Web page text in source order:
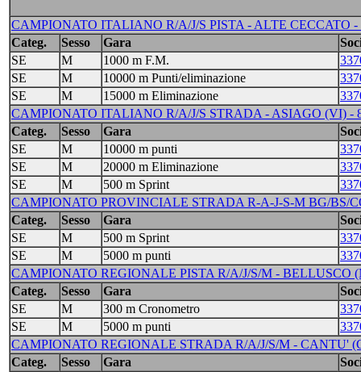
CAMPIONATO ITALIANO R/A/J/S PISTA - ALTE CECCATO -
Categ.
Sesso Gara
SE
M 1000 m F.M.
SE
M 10000 m Punti/eliminazione
SE
M 15000 m Eliminazione
CAMPIONATO ITALIANO R/A/J/S STRADA - ASIAGO (VI) -
Categ.
Sesso Gara
SE
M 10000 m punti
SE
M 20000 m Eliminazione
SE
M 500 m Sprint
CAMPIONATO PROVINCIALE STRADA R-A-J-S-M BG/BS/
Categ.
Sesso Gara
SE
M 500 m Sprint
SE
M 5000 m punti
CAMPIONATO REGIONALE PISTA R/A/J/S/M - BELLUSCO
Categ.
Sesso Gara
SE
M 300 m Cronometro
SE
M 5000 m punti
CAMPIONATO REGIONALE STRADA R/A/J/S/M - CANTU'
Categ.
Sesso Gara